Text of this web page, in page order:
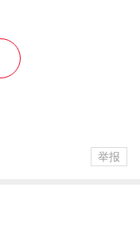
举报